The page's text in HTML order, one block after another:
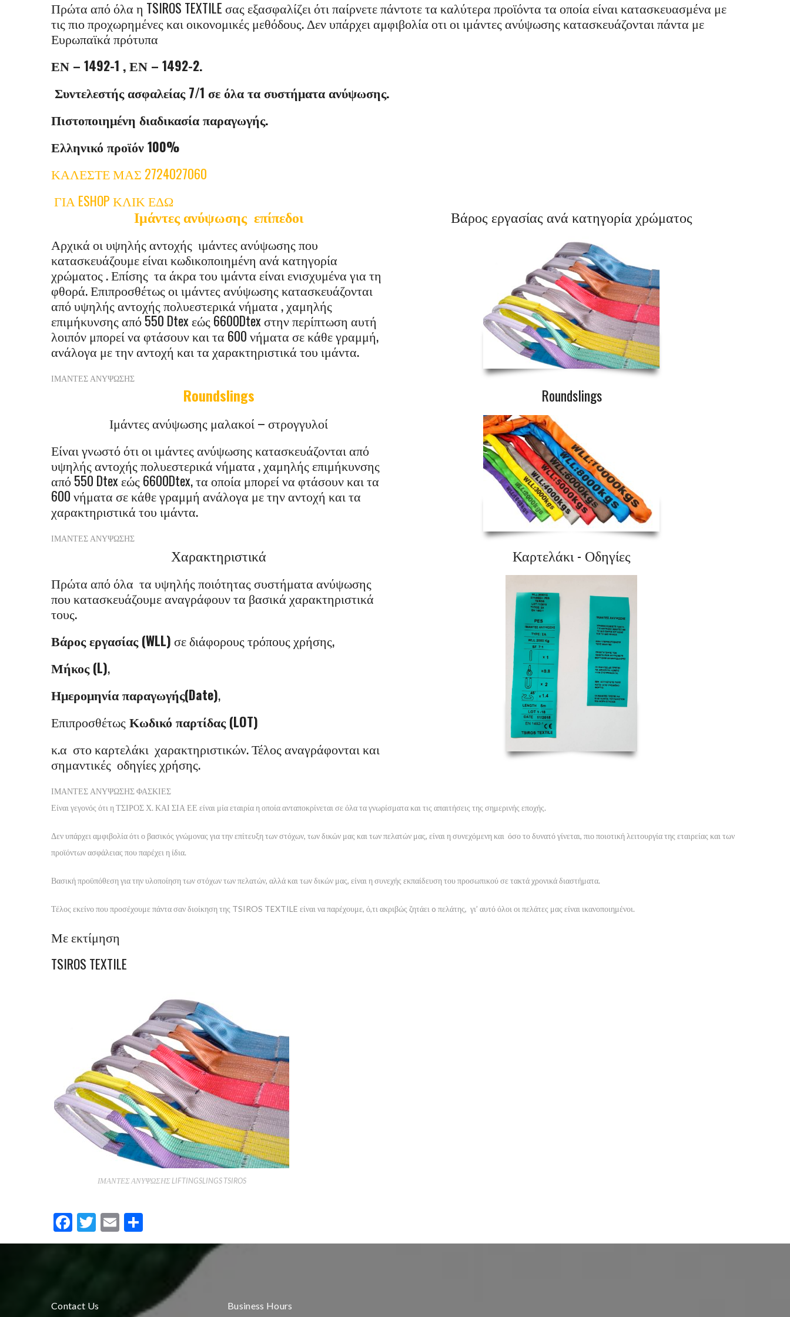
Πρώτα από όλα η TSIROS TEXTILE σας εξασφαλίζει ότι παίρνετε πάντοτε τα καλύτερα προϊόντα τα οποία είναι κατασκευασμένα με
τις πιο προχωρημένες και οικονομικές μεθόδους. Δεν υπάρχει αμφιβολία οτι οι ιμάντες ανύψωσης κατασκευάζονται πάντα με
Ευρωπαϊκά πρότυπα
ΕΝ – 1492-1 , ΕΝ – 1492-2.
Συντελεστής ασφαλείας 7/1 σε όλα τα συστήματα ανύψωσης.
Πιστοποιημένη διαδικασία παραγωγής.
Ελληνικό προϊόν 100%
ΚΑΛΕΣΤΕ ΜΑΣ 2724027060
ΓΙΑ ESHOP ΚΛΙΚ ΕΔΩ
Ιμάντες ανύψωσης επίπεδοι
Αρχικά οι υψηλής αντοχής ιμάντες ανύψωσης που
κατασκευάζουμε είναι κωδικοποιημένη ανά κατηγορία
χρώματος . Επίσης τα άκρα του ιμάντα είναι ενισχυμένα για τη
φθορά. Επιπροσθέτως οι ιμάντες ανύψωσης κατασκευάζονται
από υψηλής αντοχής πολυεστερικά νήματα , χαμηλής
επιμήκυνσης από 550 Dtex εώς 6600Dtex στην περίπτωση αυτή
λοιπόν μπορεί να φτάσουν και τα 600 νήματα σε κάθε γραμμή,
ανάλογα με την αντοχή και τα χαρακτηριστικά του ιμάντα.
ΙΜΑΝΤΕΣ ΑΝΥΨΩΣΗΣ
Βάρος εργασίας ανά κατηγορία χρώματος
Roundslings
Ιμάντες ανύψωσης μαλακοί – στρογγυλοί
Είναι γνωστό ότι οι ιμάντες ανύψωσης κατασκευάζονται από
υψηλής αντοχής πολυεστερικά νήματα , χαμηλής επιμήκυνσης
από 550 Dtex εώς 6600Dtex, τα οποία μπορεί να φτάσουν και τα
600 νήματα σε κάθε γραμμή ανάλογα με την αντοχή και τα
χαρακτηριστικά του ιμάντα.
ΙΜΑΝΤΕΣ ΑΝΥΨΩΣΗΣ
Roundslings
Χαρακτηριστικά
Πρώτα από όλα τα υψηλής ποιότητας συστήματα ανύψωσης
που κατασκευάζουμε αναγράφουν τα βασικά χαρακτηριστικά
τους.
Βάρος εργασίας (WLL)σε διάφορους τρόπους χρήσης,
Μήκος (L),
Ημερομηνία παραγωγής(Date),
Επιπροσθέτως Κωδικό παρτίδας (LOT)
κ.α στο καρτελάκι χαρακτηριστικών. Τέλος αναγράφονται και
σημαντικές οδηγίες χρήσης.
ΙΜΑΝΤΕΣ ΑΝΥΨΩΣΗΣ ΦΑΣΚΙΕΣ
Καρτελάκι - Οδηγίες
Είναι γεγονός ότι η ΤΣΙΡΟΣ Χ. ΚΑΙ ΣΙΑ ΕΕ είναι μία εταιρία η οποία ανταποκρίνεται σε όλα τα γνωρίσματα και τις απαιτήσεις της σημερινής εποχής.
Δεν υπάρχει αμφιβολία ότι ο βασικός γνώμονας για την επίτευξη των στόχων, των δικών μας και των πελατών μας, είναι η συνεχόμενη και όσο το δυνατό γίνεται, πιο ποιοτική λειτουργία της εταιρείας και των
προϊόντων ασφάλειας που παρέχει η ίδια.
Βασική προϋπόθεση για την υλοποίηση των στόχων των πελατών, αλλά και των δικών μας, είναι η συνεχής εκπαίδευση του προσωπικού σε τακτά χρονικά διαστήματα.
Τέλος εκείνο που προσέχουμε πάντα σαν διοίκηση της TSIROS TEXTILE είναι να παρέχουμε, ό,τι ακριβώς ζητάει o πελάτης, γι’ αυτό όλοι οι πελάτες μας είναι ικανοποιημένοι.
Με εκτίμηση
TSIROS TEXTILE
ΙΜΑΝΤΕΣ ΑΝΥΨΩΣΗΣ LIFTINGSLINGS TSIROS
Facebook
Twitter
Email
Contact Us Business Hours